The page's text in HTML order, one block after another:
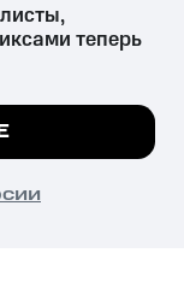
вред здоровью,
все
теперь